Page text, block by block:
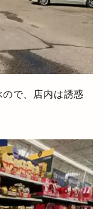
で、店内は誘惑